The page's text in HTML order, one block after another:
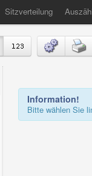
Sitzverteilung
Information!
Bitte wählen Sie